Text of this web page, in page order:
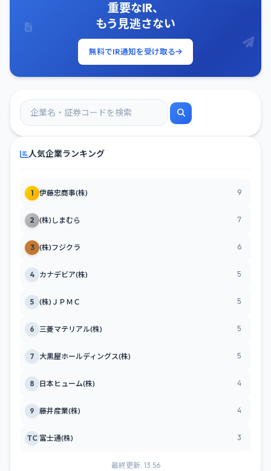
重要なIR、
もう見逃さない
無料でIR通知を受け取る
人気企業ランキング
1 伊藤忠商事(株) 9
2 (株)しまむら 7
3 (株)フジクラ 6
4 カナデビア(株) 5
5 (株)ＪＰＭＣ 5
6 三菱マテリアル(株) 5
7 大黒屋ホールディングス(株) 5
8 日本ヒューム(株) 4
9 藤井産業(株) 4
TC 富士通(株) 3
最終更新: 13:56